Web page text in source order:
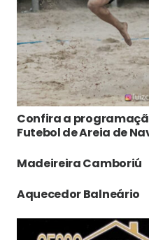
Confira a
Futebol de Areia de
Madeireira Camboriú
Aquecedor Balneário